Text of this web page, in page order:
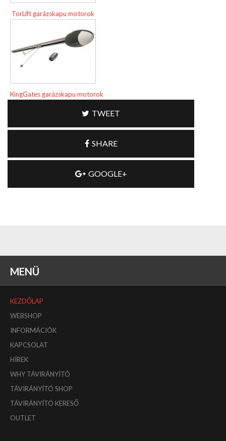
TorLift garázskapu motorok
KingGates garázskapu motorok
TWEET
SHARE
GOOGLE+
MENÜ
KEZDŐLAP
WEBSHOP
INFORMÁCIÓK
KAPCSOLAT
HÍREK
WHY TÁVIRÁNYÍTÓ
TÁVIRÁNYÍTÓ SHOP
TÁVIRÁNYÍTÓ KERESŐ
OUTLET